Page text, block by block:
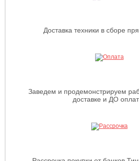
Доставка техники в сборе
Заведем и продемонстрируем
доставке и ДО